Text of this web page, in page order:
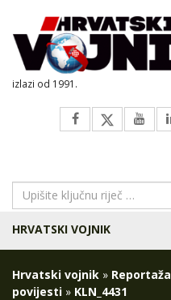
izlazi od 1991.
HRVATSKI VOJNIK
Hrvatski vojnik » Reportaža
povijesti » KLN_4431